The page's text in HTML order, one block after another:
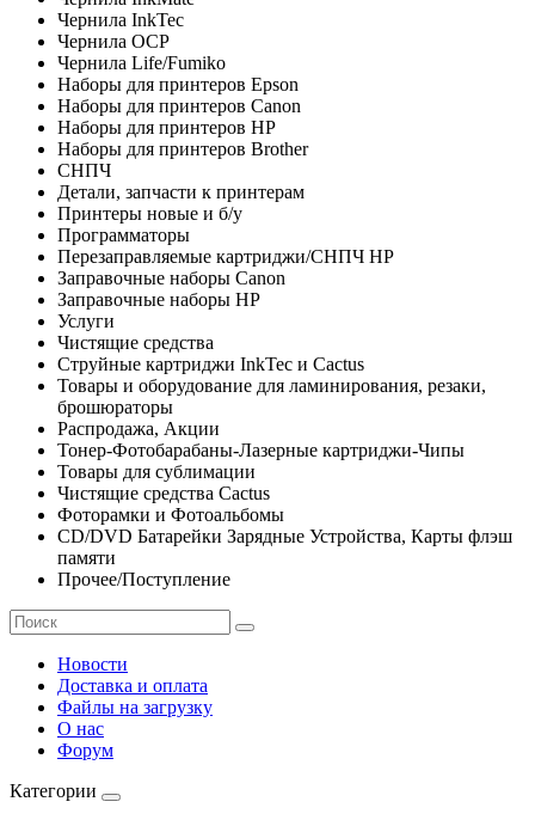
Чернила InkTec
Чернила OCP
Чернила Life/Fumiko
Наборы для принтеров Epson
Наборы для принтеров Canon
Наборы для принтеров HP
Наборы для принтеров Brother
СНПЧ
Детали, запчасти к принтерам
Принтеры новые и б/у
Программаторы
Перезаправляемые картриджи/СНПЧ HP
Заправочные наборы Canon
Заправочные наборы HP
Услуги
Чистящие средства
Струйные картриджи InkTec и Cactus
Товары и оборудование для ламинирования, резаки,
брошюраторы
Распродажа, Акции
Тонер-Фотобарабаны-Лазерные картриджи-Чипы
Товары для сублимации
Чистящие средства Cactus
Фоторамки и Фотоальбомы
CD/DVD Батарейки Зарядные Устройства, Карты флэш
памяти
Прочее/Поступление
Новости
Доставка и оплата
Файлы на загрузку
О нас
Форум
Категории